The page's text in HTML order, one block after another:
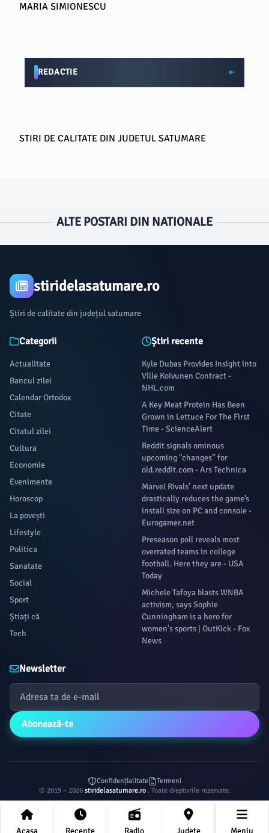
MARIA SIMIONESCU
REDACTIE
STIRI DE CALITATE DIN JUDETUL SATUMARE
ALTE POSTARI DIN NATIONALE
stiridelasatumare.ro
Știri de calitate din județul satumare
Categorii
Actualitate
Bancul zilei
Calendar Ortodox
Citate
Citatul zilei
Cultura
Economie
Evenimente
Horoscop
La povești
Lifestyle
Politica
Sanatate
Social
Sport
Știați că
Tech
Știri recente
Kyle Dubas Provides Insight into
Ville Koivunen Contract -
NHL.com
A Key Meat Protein Has Been
Grown in Lettuce For The First
Time - ScienceAlert
Reddit signals ominous
upcoming "changes” for
old.reddit.com - Ars Technica
Marvel Rivals’ next update
drastically reduces the game’s
install size on PC and console -
Eurogamer.net
Preseason poll reveals most
overrated teams in college
football. Here they are - USA
Today
Michele Tafoya blasts WNBA
activism, says Sophie
Cunningham is a hero for
women's sports | OutKick - Fox
News
Newsletter
Abonează-te
Confidențialitate
Termeni
© 2019 – 2026 stiridelasatumare.ro . Toate drepturile rezervate.
Acasa Recente Radio Județe Meniu